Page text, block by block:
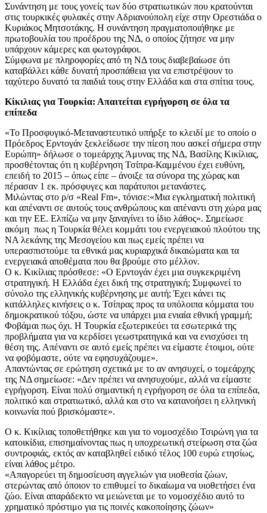
Συνάντηση με τους γονείς των δύο στρατιωτικών που κρατούνται
στις τουρκικές φυλακές στην Αδριανούπολη είχε στην Ορεστιάδα ο
Κυριάκος Μητσοτάκης. Η συνάντηση πραγματοποιήθηκε με
πρωτοβουλία του προέδρου της ΝΔ, ο οποίος ζήτησε να μην
υπάρχουν κάμερες και φωτογράφοι.
Σύμφωνα με πληροφορίες από τη ΝΔ τους διαβεβαίωσε ότι
καταβάλλει κάθε δυνατή προσπάθεια για να επιστρέψουν το
ταχύτερο δυνατό τα παιδιά τους στην Ελλάδα και στα σπίτια τους.
Κίκιλιας για Τουρκία: Απαιτείται εγρήγορση σε όλα τα
επίπεδα
«Το Προσφυγικό-Μεταναστευτικό υπήρξε το κλειδί με το οποίο ο
Πρόεδρος Ερντογάν ξεκλείδωσε την πίεση που ασκεί σήμερα στην
Ευρώπη» δήλωσε ο τομεάρχης Άμυνας της ΝΔ, Βασίλης Κικίλιας,
προσθέτοντας ότι η κυβέρνηση Τσίπρα-Καμμένου έχει ευθύνη,
επειδή το 2015 – όπως είπε – άνοιξε τα σύνορα της χώρας και
πέρασαν 1 εκ. πρόσφυγες και παράτυποι μετανάστες.
Μιλώντας στο ρ/σ «Real Fm», τόνισε:«Μια εγκληματική πολιτική
και απέναντι σε αυτούς τους ανθρώπους και απέναντι στη χώρα μας
και την ΕΕ. Ελπίζω να μην ξαναγίνει το ίδιο λάθος». Σημείωσε
ακόμη πως η Τουρκία θέλει κομμάτι του ενεργειακού πλούτου της
ΝΑ λεκάνης της Μεσογείου και πως εμείς πρέπει να
υπερασπιστούμε τα εθνικά μας κυριαρχικά δικαιώματα και τα
ενεργειακά αποθέματα που θα βρούμε στο μέλλον.
Ο κ. Κικίλιας πρόσθεσε: «Ο Ερντογάν έχει μια συγκεκριμένη
στρατηγική. Η Ελλάδα έχει δική της στρατηγική; Συμφωνεί το
σύνολο της ελληνικής κυβέρνησης με αυτή; Έχει κάνει τις
κατάλληλες κινήσεις ο κ. Τσίπρας προς τα υπόλοιπα κόμματα του
δημοκρατικού τόξου, ώστε να υπάρχει μια ενιαία εθνική γραμμή;
Φοβάμαι πως όχι. Η Τουρκία εξωτερικεύει τα εσωτερικά της
προβλήματα για να κερδίσει γεωστρατηγικά και να ενισχύσει τη
θέση της. Απέναντι σε αυτό εμείς πρέπει να είμαστε έτοιμοι, ούτε
να φοβόμαστε, ούτε να εφησυχάζουμε».
Απαντώντας σε ερώτηση σχετικά με το αν ανησυχεί, ο τομεάρχης
της ΝΔ σημείωσε: «Δεν πρέπει να ανησυχούμε, αλλά να είμαστε
εγρήγορση. Είναι πολύ σημαντική η εγρήγορση σε όλα τα επίπεδα,
πολιτικό και στρατιωτικό, αλλά και στο να κατανοήσει η ελληνική
κοινωνία πού βρισκόμαστε».
Ο κ. Κικίλιας τοποθετήθηκε και για το νομοσχέδιο Τσιρώνη για τα
κατοικίδια, επισημαίνοντας πως η υποχρεωτική στείρωση στα ζώα
συντροφιάς, εκτός αν καταβληθεί ειδικό τέλος 100 ευρώ ετησίως,
είναι λάθος μέτρο.
«Απαγορεύει τη δημοσίευση αγγελιών για υιοθεσία ζώων,
στερώντας από όποιον το επιθυμεί το δικαίωμα να υιοθετήσει ένα
ζώο. Είναι απαράδεκτο να μειώνεται με το νομοσχέδιο αυτό το
χρηματικό πρόστιμο για τις ποινές κακοποίησης ζώων»